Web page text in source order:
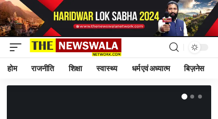
होम राजनीति शिक्षा स्वास्थ्य धर्म एवं अध्यात्म बिज़नेस